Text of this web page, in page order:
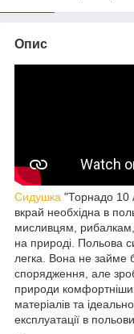
Опис
Сидушка "Торнадо 10
вкрай необхідна в
мисливцям,
на природі. Польова
легка. Вона не займе
спорядження, але
природи
матеріалів та
експлуатації в